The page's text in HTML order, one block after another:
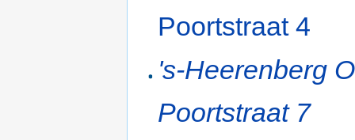
Poortstraat 4
's-Heerenberg
Poortstraat 7